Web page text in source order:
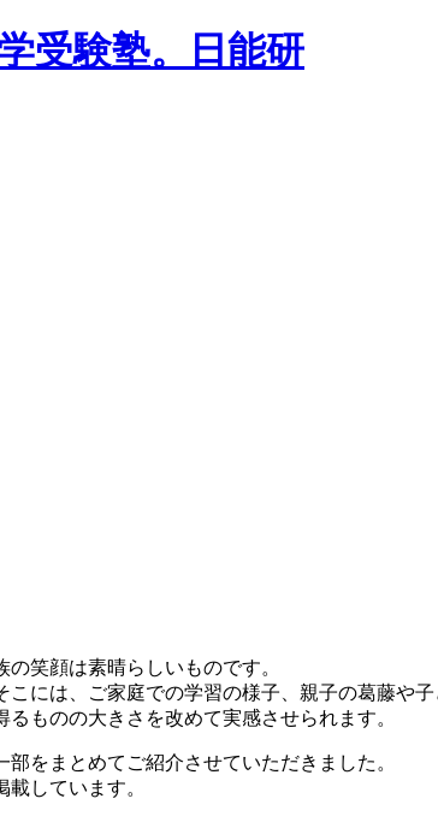
受験塾。日能研
笑顔は素晴らしいものです。
には、ご家庭での学習の様子、親子の葛藤や
ものの大きさを改めて実感させられます。
をまとめてご紹介させていただきました。
しています。